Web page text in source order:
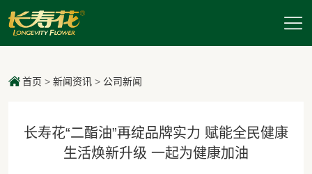
首页 > 新闻资讯> 公司新闻
长寿花“二酯油”再绽品牌实力 赋能全民健康
生活焕新升级 一起为健康加油